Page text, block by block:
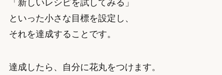
「新しいレシピを試してみる」
といった小さな目標を設定し、
それを達成することです。
達成したら、自分に花丸をつけます。